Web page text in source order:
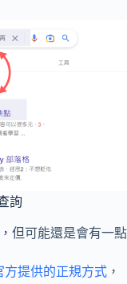
詢
但可能還是會有一點
方提供的正規方式 ，